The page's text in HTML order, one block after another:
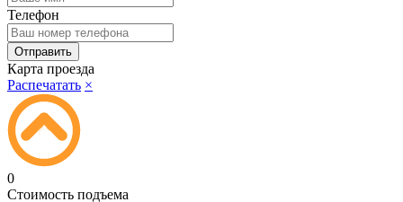
Телефон
Карта проезда
Распечатать ×
0
Стоимость подъема